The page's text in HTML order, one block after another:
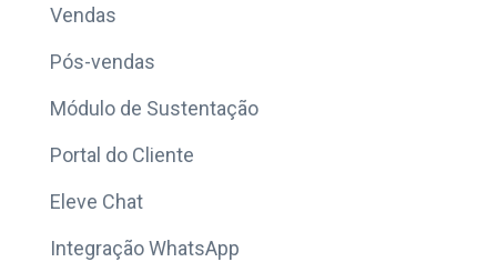
Vendas
Pós-vendas
Módulo de Sustentação
Portal do Cliente
Eleve Chat
Integração WhatsApp